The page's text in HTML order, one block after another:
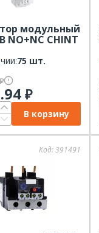
модульный
NО+NC CHINT
75 шт.
₽
₽
В корзину
Код:391491